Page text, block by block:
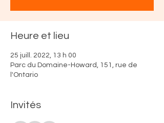
Heure et lieu
25 juill. 2022, 13 h 00
Parc du Domaine-Howard, 151, rue de
l'Ontario
Invités